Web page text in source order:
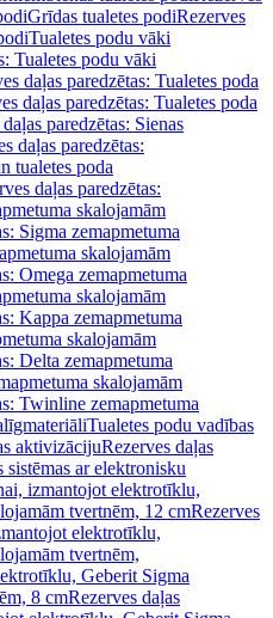
Grīdas tualetes podiRezerves
Tualetes podu vāki
Tualetes podu vāki
daļas paredzētas: Tualetes poda
daļas paredzētas: Tualetes poda
paredzētas: Sienas
daļas paredzētas:
tualetes poda
daļas paredzētas:
skalojamām
Sigma zemapmetuma
skalojamām
Omega zemapmetuma
skalojamām
Kappa zemapmetuma
skalojamām
Delta zemapmetuma
skalojamām
Twinline zemapmetuma
Tualetes podu vadības
aktivizācijuRezerves daļas
sistēmas ar elektronisku
izmantojot elektrotīklu,
tvertnēm, 12 cmRezerves
elektrotīklu,
tvertnēm,
Geberit Sigma
8 cmRezerves daļas